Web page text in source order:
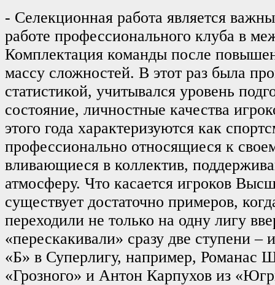
- Селекционная работа является
работе профессионального клуба в
Комплектация команды после
массу сложностей. В этот раз была
статистикой, учитывался уровень
состояние, личностные качества
этого года характеризуются как
профессионально относящиеся к
вливающиеся в коллектив,
атмосферу. Что касается игроков
существует достаточно примеров,
переходили не только на одну лигу
«перескакивали» сразу две ступени
«Б» в Суперлигу, например, Романас
«Грозного» и Антон Карпухов из